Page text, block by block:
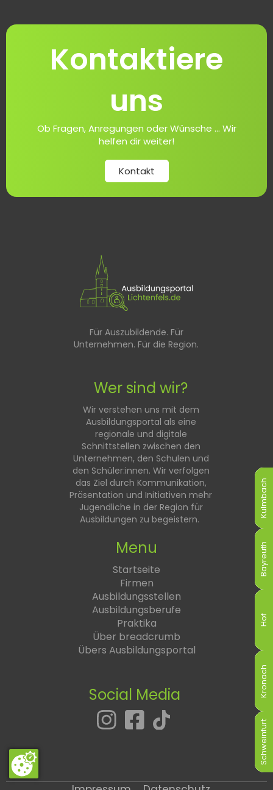
Kulmbach
Bayreuth
Hof
Kronach
Schweinfurt
Kulmbach
Bayreuth
Hof
Kronach
Schweinfurt
Kulmbach
Bayreuth
Hof
Kronach
Schweinfurt
Kulmbach
Bayreuth
Hof
Kronach
Schweinfurt
Kulmbach
Bayreuth
Hof
Kronach
Schweinfurt
Kulmbach
Bayreuth
Hof
Kronach
Schweinfurt
Kontaktiere
uns
Ob Fragen, Anregungen oder Wünsche ... Wir
helfen dir weiter!
Kontakt
Für Auszubildende. Für
Unternehmen. Für die Region.
Wer sind wir?
Wir verstehen uns mit dem
Ausbildungsportal als eine
regionale und digitale
Schnittstellen zwischen den
Unternehmen, den Schulen und
den Schüler:innen. Wir verfolgen
das Ziel durch Kommunikation,
Präsentation und Initiativen mehr
Jugendliche in der Region für
Ausbildungen zu begeistern.
Menu
Startseite
Firmen
Ausbildungsstellen
Ausbildungsberufe
Praktika
Über breadcrumb
Übers Ausbildungsportal
Social Media